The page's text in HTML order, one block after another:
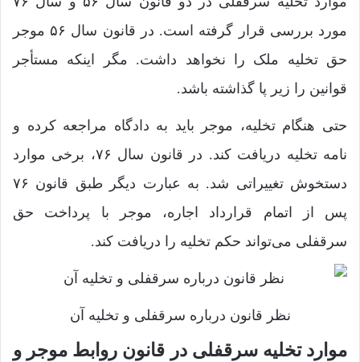
مورد بررسی قرار گرفته است. در قانون سال ۵۶ موجر
حق تخلیه ملک را نخواهد داشت. مگر اینکه مستأجر
قوانین را زیر پا گذاشته باشد.
حتی هنگام تخلیه، موجر باید به دادگاه مراجعه کرده و
نامه تخلیه دریافت کند. در قانون سال ۷۶، برخی موارد
دستخوش تغییراتی شد. به عبارت دیگر طبق قانون ۷۶
پس از اتمام قرارداد اجاره، موجر با پرداخت حق
سرقفلی می‌تواند حکم تخلیه را دریافت کند.
نظر قانون درباره سرقفلی و تخلیه آن
موارد تخلیه سرقفلی در قانون روابط موجر و